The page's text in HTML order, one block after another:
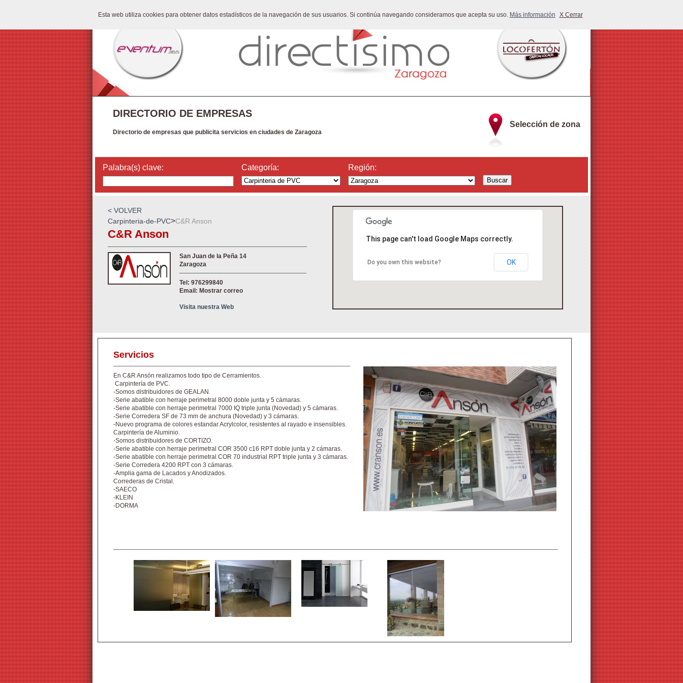
Esta web utiliza cookies para obtener datos estadísticos de la navegación de sus usuarios. Si continúa navegando consideramos que acepta su uso. Más información X Cerrar
Selección de zona
DIRECTORIO DE EMPRESAS
Directorio de empresas que publicita servicios en ciudades de Zaragoza
Palabra(s) clave: Categoría: Región:
< VOLVER
Carpinteria-de-PVC>C&R Anson
C&R Anson
San Juan de la Peña 14
Zaragoza
Tel: 976299840
Email: Mostrar correo
Visita nuestra Web
This page can't load Google Maps correctly.
Do you own this website? OK
Servicios
En C&R Ansón realizamos todo tipo de Cerramientos.
Carpintería de PVC.
-Somos distribuidores de GEALAN.
-Serie abatible con herraje perimetral 8000 doble junta y 5 cámaras.
-Serie abatible con herraje perimetral 7000 IQ triple junta (Novedad) y 5 cámaras.
-Serie Corredera SF de 73 mm de anchura (Novedad) y 3 cámaras.
-Nuevo programa de colores estandar Acrylcolor, resistentes al rayado e insensibles.
Carpintería de Aluminio.
-Somos distribuidores de CORTIZO.
-Serie abatible con herraje perimetral COR 3500 c16 RPT doble junta y 2 cámaras.
-Serie abatible con herraje perimetral COR 70 industrial RPT triple junta y 3 cámaras.
-Serie Corredera 4200 RPT con 3 cámaras.
-Amplia gama de Lacados y Anodizados.
Correderas de Cristal.
-SAECO
-KLEIN
-DORMA